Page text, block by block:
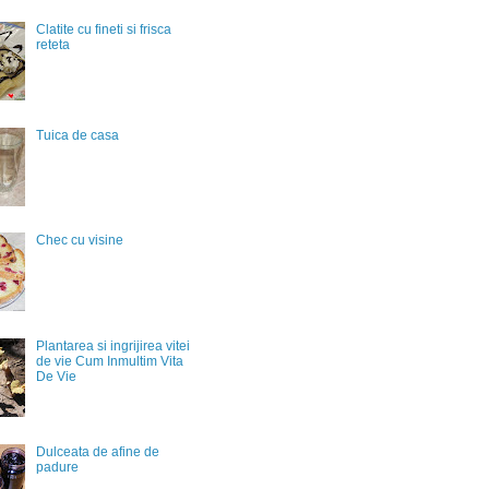
Clatite cu fineti si frisca
reteta
Tuica de casa
Chec cu visine
Plantarea si ingrijirea vitei
de vie Cum Inmultim Vita
De Vie
Dulceata de afine de
padure